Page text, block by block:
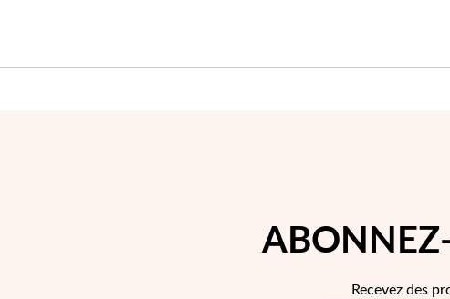
Recevez des